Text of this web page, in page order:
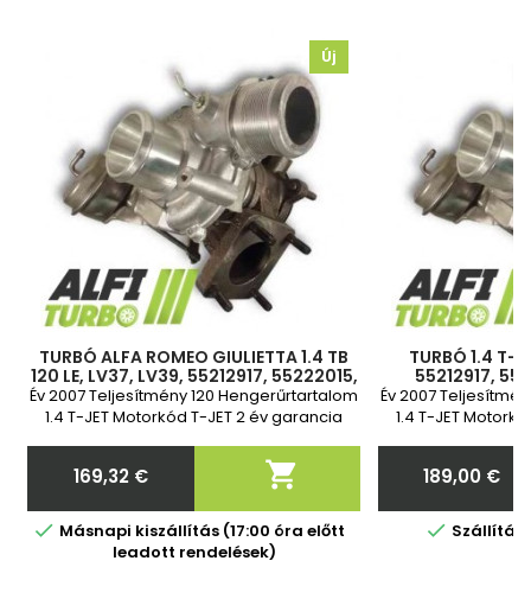
Új
TURBÓ ALFA ROMEO GIULIETTA 1.4 TB
120 LE, LV37, LV39, 55212917, 55222015,
71724559, 71793892, 71793894
Év 2007 Teljesítmény 120 Hengerűrtartalom
1.4 T-JET Motorkód T-JET 2 év garancia
Ár
169,32 € 
 Másnapi kiszállítás (17:00 óra előtt
leadott rendelések)
TURBÓ 1.4 T-
55212917,
Év 2007
1.4 T-JET
Ár
189,00 €
 Szállítás